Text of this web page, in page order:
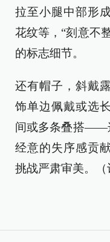
拉至小腿中部形
花纹等，“刻意不
的标志细节。
还有帽子，斜戴
饰单边佩戴或选
间或多条叠搭——
经意的失序感贡
挑战严肃审美。（